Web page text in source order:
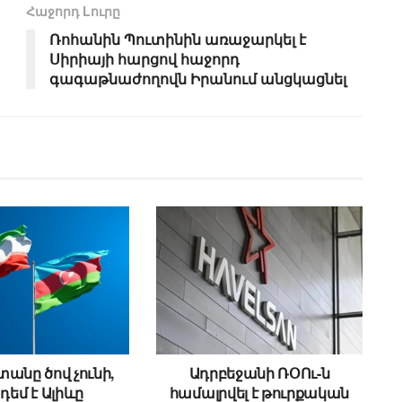
Հաջորդ Lուրը
Ռոհանին Պուտինին առաջարկել է
Սիրիայի հարցով հաջորդ
գագաթնաժողովն Իրանում անցկացնել
ծով չունի,
դեմ է Ալիևը
Ադրբեջանի ՌՕՈւ-ն
համալրվել է թուրքական